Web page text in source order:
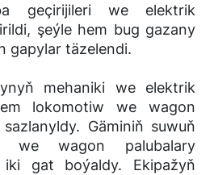
geçirijileri we elektrik
şeýle hem bug gazany
gapylar täzelendi.
mehaniki we elektrik
lokomotiw we wagon
Gäminiň suwuň
we wagon palubalary
iki gat boýaldy. Ekipažyň